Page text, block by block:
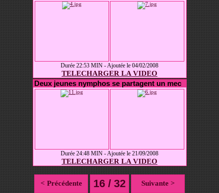
Durée 22:53 MIN - Ajoutée le 04/02/2008
TELECHARGER LA VIDEO
Deux jeunes nymphos se partagent un mec
Durée 24:48 MIN - Ajoutée le 21/09/2008
TELECHARGER LA VIDEO
< Précédente 16 / 32 Suivante >